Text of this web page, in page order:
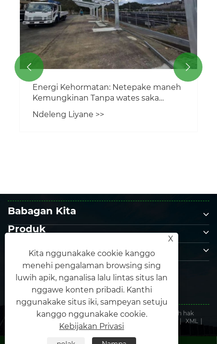
 
Babagan Kita
Produk
Hubungi Kita
Tindakake kita
Hak Cipta © 2025 xiamen Honos Energy Co, ltd. Kabeh hak
dilindhungi undhang-undhang.
| XML
|
Kebijakan Privasi
X
Kita nggunakake cookie kanggo
menehi pengalaman browsing sing
luwih apik, nganalisa lalu lintas situs lan
nggawe konten pribadi. Kanthi
nggunakake situs iki, sampeyan setuju
kanggo nggunakake cookie.
Kebijakan Privasi